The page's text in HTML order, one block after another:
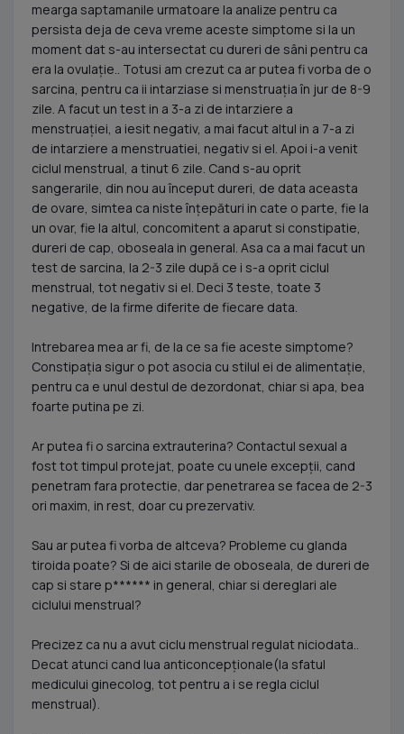
mearga saptamanile urmatoare la analize pentru ca
persista deja de ceva vreme aceste simptome si la un
moment dat s-au intersectat cu dureri de sâni pentru ca
era la ovulație.. Totusi am crezut ca ar putea fi vorba de o
sarcina, pentru ca ii intarziase si menstruația în jur de 8-9
zile. A facut un test in a 3-a zi de intarziere a
menstruației, a iesit negativ, a mai facut altul in a 7-a zi
de intarziere a menstruatiei, negativ si el. Apoi i-a venit
ciclul menstrual, a tinut 6 zile. Cand s-au oprit
sangerarile, din nou au început dureri, de data aceasta
de ovare, simtea ca niste înțepături in cate o parte, fie la
un ovar, fie la altul, concomitent a aparut si constipatie,
dureri de cap, oboseala in general. Asa ca a mai facut un
test de sarcina, la 2-3 zile după ce i s-a oprit ciclul
menstrual, tot negativ si el. Deci 3 teste, toate 3
negative, de la firme diferite de fiecare data.
Intrebarea mea ar fi, de la ce sa fie aceste simptome?
Constipația sigur o pot asocia cu stilul ei de alimentație,
pentru ca e unul destul de dezordonat, chiar si apa, bea
foarte putina pe zi.
Ar putea fi o sarcina extrauterina? Contactul sexual a
fost tot timpul protejat, poate cu unele excepții, cand
penetram fara protectie, dar penetrarea se facea de 2-3
ori maxim, in rest, doar cu prezervativ.
Sau ar putea fi vorba de altceva? Probleme cu glanda
tiroida poate? Si de aici starile de oboseala, de dureri de
cap si stare p****** in general, chiar si dereglari ale
ciclului menstrual?
Precizez ca nu a avut ciclu menstrual regulat niciodata..
Decat atunci cand lua anticoncepționale(la sfatul
medicului ginecolog, tot pentru a i se regla ciclul
menstrual).